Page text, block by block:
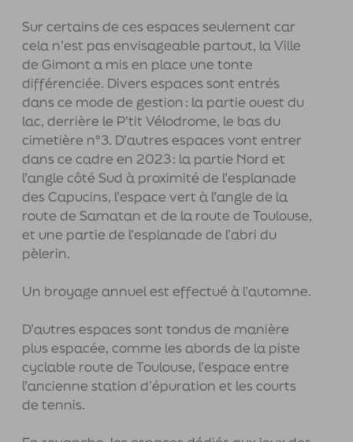
Sur certains de ces espaces seulement car
cela n’est pas envisageable partout, la Ville
de Gimont a mis en place une tonte
différenciée. Divers espaces sont entrés
dans ce mode de gestion : la partie ouest du
lac, derrière le P’tit Vélodrome, le bas du
cimetière n°3. D’autres espaces vont entrer
dans ce cadre en 2023 : la partie Nord et
l’angle côté Sud à proximité de l’esplanade
des Capucins, l’espace vert à l’angle de la
route de Samatan et de la route de Toulouse,
et une partie de l’esplanade de l’abri du
pèlerin.
Un broyage annuel est effectué à l’automne.
D’autres espaces sont tondus de manière
plus espacée, comme les abords de la piste
cyclable route de Toulouse, l’espace entre
l’ancienne station d’épuration et les courts
de tennis.